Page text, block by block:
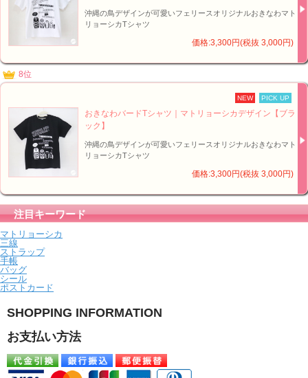
沖縄の鳥デザインが可愛いフェリースオリジナルおきなわマト
リョーシカTシャツ
価格:3,300円(税抜 3,000円)
8位
NEW PICK UP
おきなわバードTシャツ｜マトリョーシカデザイン【ブラ
ック】
沖縄の鳥デザインが可愛いフェリースオリジナルおきなわマト
リョーシカTシャツ
価格:3,300円(税抜 3,000円)
注目キーワード
マトリョーシカ
三線
ストラップ
手帳
バッグ
シール
ポストカード
SHOPPING INFORMATION
お支払い方法